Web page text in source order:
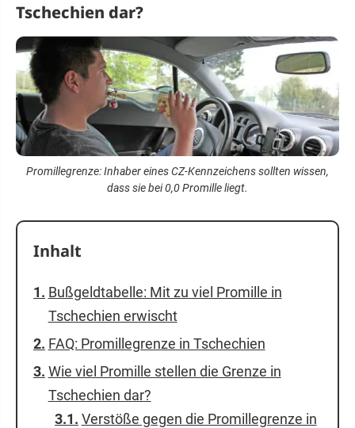
Tschechien dar?
Promillegrenze: Inhaber eines CZ-Kennzeichens sollten wissen,
dass sie bei 0,0 Promille liegt.
Inhalt
Bußgeldtabelle: Mit zu viel Promille in
Tschechien erwischt
FAQ: Promillegrenze in Tschechien
Wie viel Promille stellen die Grenze in
Tschechien dar?
Verstöße gegen die Promillegrenze in